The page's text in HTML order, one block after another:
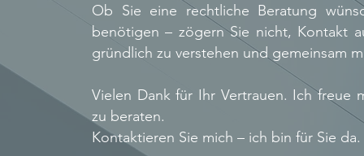
Ob Sie eine rechtliche Beratung
benötigen – zögern Sie nicht, Kontakt
gründlich zu verstehen und gemeinsam
Vielen Dank für Ihr Vertrauen. Ich freue
zu beraten.
Kontaktieren Sie mich – ich bin für Sie da.